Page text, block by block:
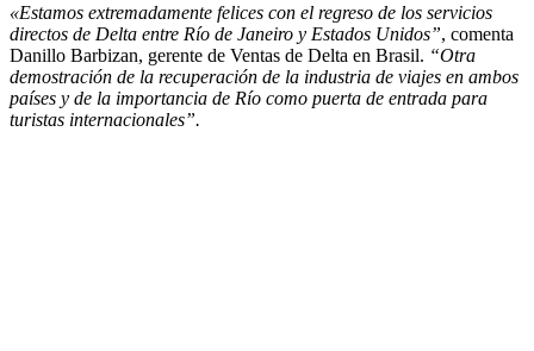
«Estamos extremadamente felices con el regreso de los servicios
directos de Delta entre Río de Janeiro y Estados Unidos”, comenta
Danillo Barbizan, gerente de Ventas de Delta en Brasil. “Otra
demostración de la recuperación de la industria de viajes en ambos
países y de la importancia de Río como puerta de entrada para
turistas internacionales”.